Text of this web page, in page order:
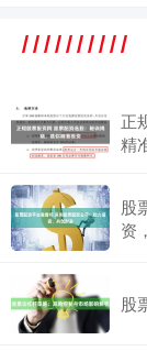
正
精
股
资
股